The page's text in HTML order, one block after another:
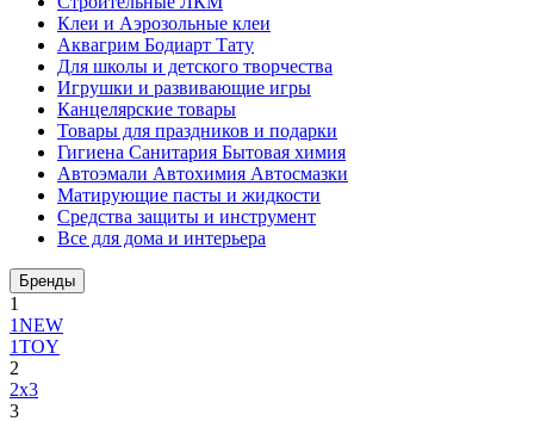
Клеи и Аэрозольные клеи
Аквагрим Бодиарт Тату
Для школы и детского творчества
Игрушки и развивающие игры
Канцелярские товары
Товары для праздников и подарки
Гигиена Санитария Бытовая химия
Автоэмали Автохимия Автосмазки
Матирующие пасты и жидкости
Средства защиты и инструмент
Все для дома и интерьера
Бренды
1
1NEW
1TOY
2
2x3
3